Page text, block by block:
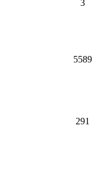
3
5589
291